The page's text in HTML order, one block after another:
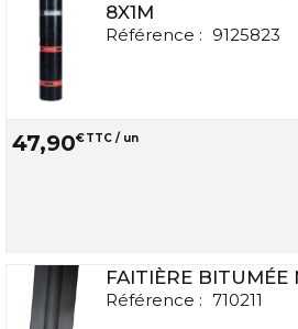
8X1M
Référence : 9125823
47,90€TTC / un
FAITIÈRE BITUMÉE
Référence : 710211